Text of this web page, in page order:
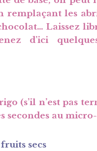
remplaçant les
Laissez
d’ici
(s’il n’est pas
secondes au
secs